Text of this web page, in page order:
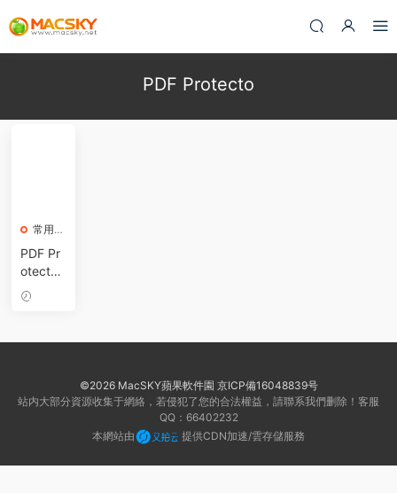
PDF Protecto
常用軟
件
PDF Pr
otector
1.5.1 for
Mac 中
版 PDF
工具
©2026 MacSKY蘋果軟件園 京ICP備16048839号
站内大部分資源收集于網絡，若侵犯了您的合法權益，請聯系我們删除！客服
QQ：66402232
本網站由
提供CDN加速/雲存儲服務